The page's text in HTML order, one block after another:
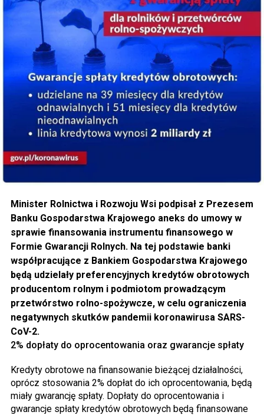
Minister Rolnictwa i Rozwoju Wsi podpisał z Prezesem
Banku Gospodarstwa Krajowego aneks do umowy w
sprawie finansowania instrumentu finansowego w
Formie Gwarancji Rolnych. Na tej podstawie banki
współpracujące z Bankiem Gospodarstwa Krajowego
będą udzielały preferencyjnych kredytów obrotowych
producentom rolnym i podmiotom prowadzącym
przetwórstwo rolno-spożywcze, w celu ograniczenia
negatywnych skutków pandemii koronawirusa SARS-
CoV-2.
2% dopłaty do oprocentowania oraz gwarancje spłaty
Kredyty obrotowe na finansowanie bieżącej działalności,
oprócz stosowania 2% dopłat do ich oprocentowania, będą
miały gwarancję spłaty. Dopłaty do oprocentowania i
gwarancje spłaty kredytów obrotowych będą finansowane